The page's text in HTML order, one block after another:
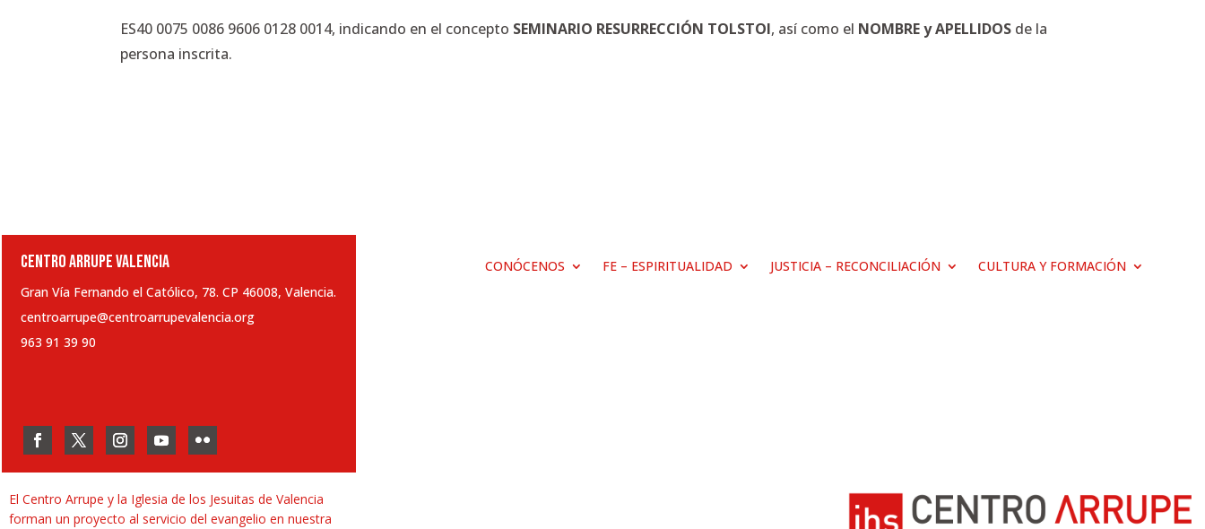
ES40 0075 0086 9606 0128 0014, indicando en el concepto SEMINARIO RESURRECCIÓN TOLSTOI, así como el NOMBRE y APELLIDOS de la
persona inscrita.
CENTRO ARRUPE VALENCIA
Gran Vía Fernando el Católico, 78. CP 46008, Valencia.
centroarrupe@centroarrupevalencia.org
963 91 39 90
CONÓCENOS FE – ESPIRITUALIDAD JUSTICIA – RECONCILIACIÓN CULTURA Y FORMACIÓN
El Centro Arrupe y la Iglesia de los Jesuitas de Valencia
forman un proyecto al servicio del evangelio en nuestra